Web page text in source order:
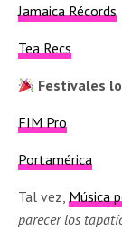
Jamaica Récords
Tea Recs
Festivales
FIM Pro
Portamérica
Tal vez, Música
parecer los